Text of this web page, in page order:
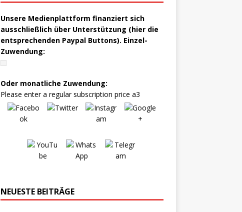
Unsere Medienplattform finanziert sich
ausschließlich über Unterstützung (hier die
entsprechenden Paypal Buttons). Einzel-
Zuwendung:
Oder monatliche Zuwendung:
Please enter a regular subscription price a3
NEUESTE BEITRÄGE